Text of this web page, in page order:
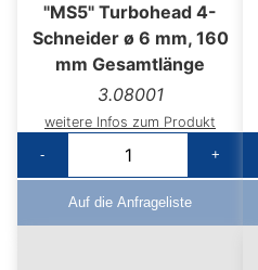
"MS5" Turbohead 4-
Schneider ø 6 mm, 160
mm Gesamtlänge
3.08001
weitere Infos zum Produkt
-
+
Auf die Anfrageliste